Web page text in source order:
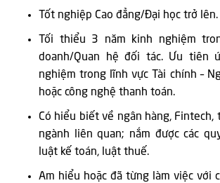
Tốt nghiệp Cao đẳng/Đại học trở lên.
Tối thiểu 3 năm kinh nghiệm
doanh/Quan hệ đối tác. Ưu tiên
nghiệm trong lĩnh vực Tài chính –
hoặc công nghệ thanh toán.
Có hiểu biết về ngân hàng, Fintech,
ngành liên quan; nắm được các
luật kế toán, luật thuế.
Am hiểu hoặc đã từng làm việc với